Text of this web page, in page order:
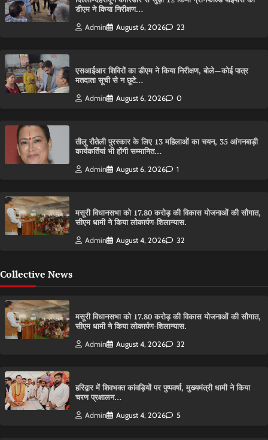
डीएम ने किया निरीक्षण…
Admin August 6, 2026 23
एसआईआर शिविरों का डीएम ने किया निरीक्षण, बोले—कोई पात्र
मतदाता सूची से न छूटे…
Admin August 6, 2026 0
तीलू रौतेली पुरस्कार के लिए 13 महिलाओं का चयन, 35 आंगनबाड़ी
कार्यकर्तियां भी होंगी सम्मानित…
Admin August 6, 2026 1
मसूरी विधानसभा को 17.80 करोड़ की विकास योजनाओं की सौगात,
सीएम धामी ने किया लोकार्पण-शिलान्यास.
Admin August 4, 2026 32
Collective News
मसूरी विधानसभा को 17.80 करोड़ की विकास योजनाओं की सौगात,
सीएम धामी ने किया लोकार्पण-शिलान्यास.
Admin August 4, 2026 32
हरिद्वार में शिवभक्त कांवड़ियों पर पुष्पवर्षा, मुख्यमंत्री धामी ने किया
चरण प्रक्षालन…
Admin August 4, 2026 5